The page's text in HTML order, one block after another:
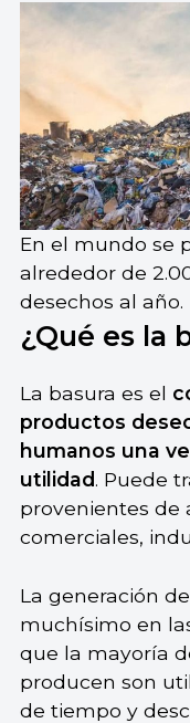
En el mundo se
alrededor de
desechos al año.
¿Qué es la
La basura es el
productos
humanos una
utilidad. Puede
provenientes de
comerciales,
La generación
muchísimo en
que la mayoría
producen son
de tiempo y